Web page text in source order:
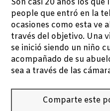
Son casi 20 años los
people que entró en la
ocasiones como esta ve
través del objetivo. Una
se inició siendo un niño
acompañado de su
sea a través de las
Comparte este